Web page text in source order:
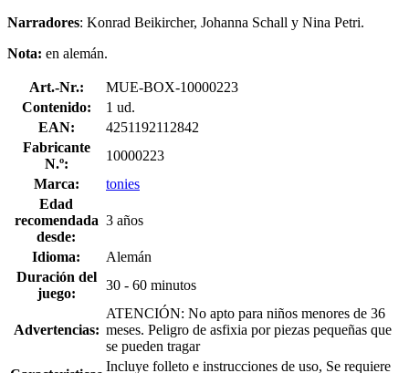
Narradores: Konrad Beikircher, Johanna Schall y Nina Petri.
Nota: en alemán.
Art.-Nr.:
MUE-BOX-10000223
Contenido:
1 ud.
EAN:
4251192112842
Fabricante
N.º:
10000223
Marca:
tonies
Edad
recomendada
desde:
3 años
Idioma:
Alemán
Duración del
juego:
30 - 60 minutos
Advertencias:
ATENCIÓN: No apto para niños menores de 36
meses. Peligro de asfixia por piezas pequeñas que
se pueden tragar
Incluye folleto e instrucciones de uso, Se requiere